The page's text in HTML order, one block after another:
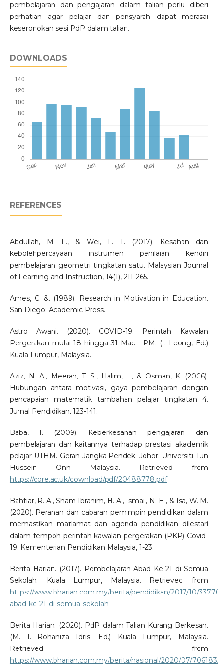
pembelajaran dan pengajaran dalam talian perlu diberi
perhatian agar pelajar dan pensyarah dapat merasai
keseronokan sesi PdP dalam talian.
DOWNLOADS
REFERENCES
Abdullah, M. F., & Wei, L. T. (2017). Kesahan dan
kebolehpercayaan instrumen penilaian kendiri
pembelajaran geometri tingkatan satu. Malaysian Journal
of Learning and Instruction, 14(1), 211-265.
Ames, C. &. (1989). Research in Motivation in Education.
San Diego: Academic Press.
Astro Awani. (2020). COVID-19: Perintah Kawalan
Pergerakan mulai 18 hingga 31 Mac - PM. (I. Leong, Ed.)
Kuala Lumpur, Malaysia.
Aziz, N. A., Meerah, T. S., Halim, L., & Osman, K. (2006).
Hubungan antara motivasi, gaya pembelajaran dengan
pencapaian matematik tambahan pelajar tingkatan 4.
Jurnal Pendidikan, 123-141.
Baba, I. (2009). Keberkesanan pengajaran dan
pembelajaran dan kaitannya terhadap prestasi akademik
pelajar UTHM. Geran Jangka Pendek. Johor: Universiti Tun
Hussein Onn Malaysia. Retrieved from
https://core.ac.uk/download/pdf/20488778.pdf
Bahtiar, R. A., Sham Ibrahim, H. A., Ismail, N. H., & Isa, W. M.
(2020). Peranan dan cabaran pemimpin pendidikan dalam
memastikan matlamat dan agenda pendidikan dilestari
dalam tempoh perintah kawalan pergerakan (PKP) Covid-
19. Kementerian Pendidikan Malaysia, 1-23.
Berita Harian. (2017). Pembelajaran Abad Ke-21 di Semua
Sekolah. Kuala Lumpur, Malaysia. Retrieved from
https://www.bharian.com.my/berita/pendidikan/2017/10/
abad-ke-21-di-semua-sekolah
Berita Harian. (2020). PdP dalam Talian Kurang Berkesan.
(M. I. Rohaniza Idris, Ed.) Kuala Lumpur, Malaysia.
Retrieved from
https://www.bharian.com.my/berita/nasional/2020/07/